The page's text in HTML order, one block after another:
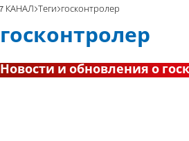
7 КАНАЛ Теги госконтролер
госконтролер
Новости и обновления о